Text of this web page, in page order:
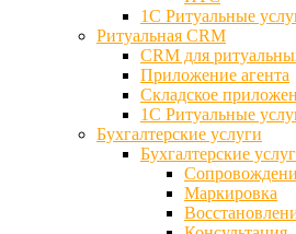
1С Ритуальные
Ритуальная CRM
CRM для
Приложение агента
Складское
1С Ритуальные
Бухгалтерские услуги
Бухгалтерские
Маркировка